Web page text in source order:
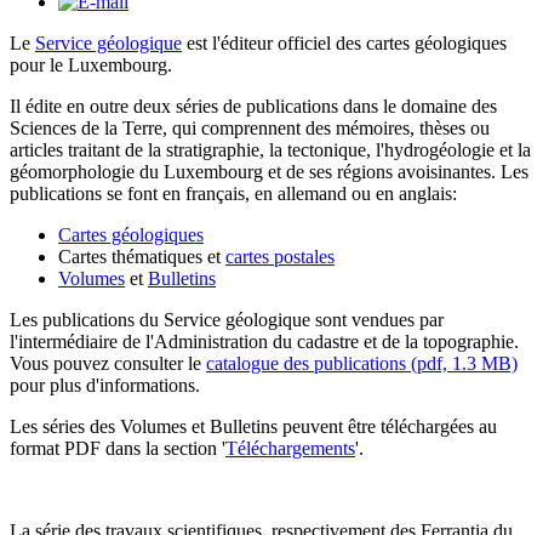
Le Service géologique est l'éditeur officiel des cartes géologiques
pour le Luxembourg.
Il édite en outre deux séries de publications dans le domaine des
Sciences de la Terre, qui comprennent des mémoires, thèses ou
articles traitant de la stratigraphie, la tectonique, l'hydrogéologie et la
géomorphologie du Luxembourg et de ses régions avoisinantes. Les
publications se font en français, en allemand ou en anglais:
Cartes géologiques
Cartes thématiques et cartes postales
Volumes et Bulletins
Les publications du Service géologique sont vendues par
l'intermédiaire de l'Administration du cadastre et de la topographie.
Vous pouvez consulter le catalogue des publications (pdf, 1.3 MB)
pour plus d'informations.
Les séries des Volumes et Bulletins peuvent être téléchargées au
format PDF dans la section 'Téléchargements'.
La série des travaux scientifiques, respectivement des Ferrantia du